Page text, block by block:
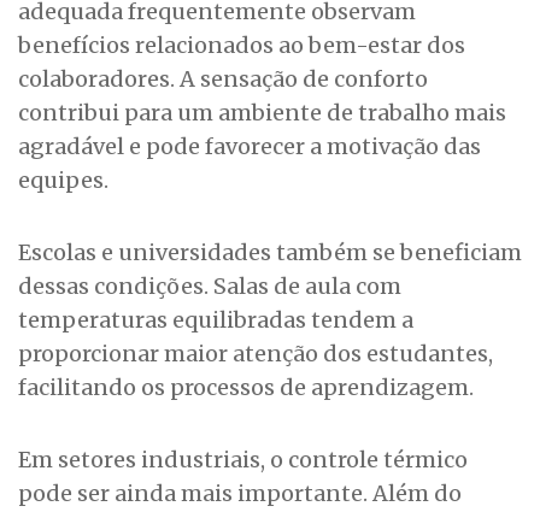
adequada frequentemente observam
benefícios relacionados ao bem-estar dos
colaboradores. A sensação de conforto
contribui para um ambiente de trabalho mais
agradável e pode favorecer a motivação das
equipes.
Escolas e universidades também se beneficiam
dessas condições. Salas de aula com
temperaturas equilibradas tendem a
proporcionar maior atenção dos estudantes,
facilitando os processos de aprendizagem.
Em setores industriais, o controle térmico
pode ser ainda mais importante. Além do